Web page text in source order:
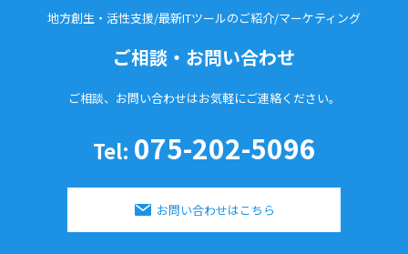
地方創生・活性支援/最新ITツールのご紹介/マーケティング
ご相談・お問い合わせ
ご相談、お問い合わせはお気軽にご連絡ください。
Tel: 075-202-5096
お問い合わせはこちら